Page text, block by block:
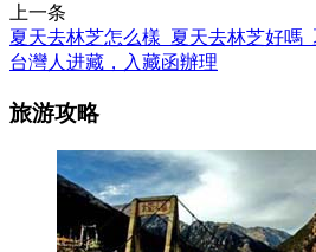
上一条
夏天去林芝怎么樣_夏天去林芝好嗎
台灣人进藏，入藏函辦理
旅游攻略